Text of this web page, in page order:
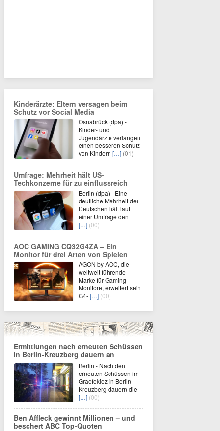
Kinderärzte: Eltern versagen beim
Schutz vor Social Media
Osnabrück (dpa) -
Kinder- und
Jugendärzte verlangen
einen besseren Schutz
von Kindern […] (01)
Umfrage: Mehrheit hält US-
Techkonzerne für zu einflussreich
Berlin (dpa) - Eine
deutliche Mehrheit der
Deutschen hält laut
einer Umfrage den
[…] (00)
AOC GAMING CQ32G4ZA – Ein
Monitor für drei Arten von Spielen
AGON by AOC, die
weltweit führende
Marke für Gaming-
Monitore, erweitert sein
G4-[…] (00)
Ermittlungen nach erneuten Schüssen
in Berlin-Kreuzberg dauern an
Berlin - Nach den
erneuten Schüssen im
Graefekiez in Berlin-
Kreuzberg dauern die
[…] (00)
Ben Affleck gewinnt Millionen – und
beschert ABC Top-Quoten